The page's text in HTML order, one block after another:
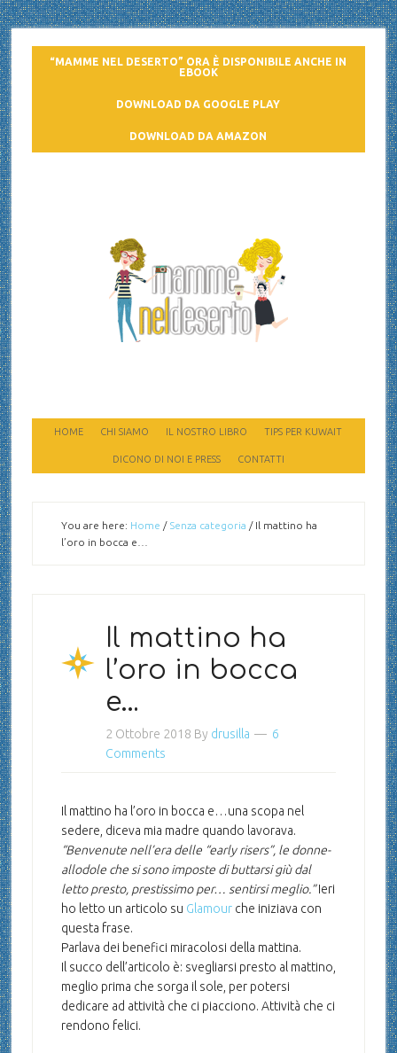
“MAMME NEL DESERTO” ORA È DISPONIBILE ANCHE IN
EBOOK
DOWNLOAD DA GOOGLE PLAY
DOWNLOAD DA AMAZON
HOME CHI SIAMO IL NOSTRO LIBRO TIPS PER KUWAIT
DICONO DI NOI E PRESS CONTATTI
You are here: Home / Senza categoria /Il mattino ha
l’oro in bocca e…
Il mattino ha
l’oro in bocca
e…
2 Ottobre 2018 By drusilla
6
Comments
Il mattino ha l’oro in bocca e…una scopa nel
sedere, diceva mia madre quando lavorava.
“Benvenute nell’era delle “early risers”, le donne-
allodole che si sono imposte di buttarsi giù dal
letto presto, prestissimo per… sentirsi meglio.”Ieri
ho letto un articolo su Glamourche iniziava con
questa frase.
Parlava dei benefici miracolosi della mattina.
Il succo dell’articolo è: svegliarsi presto al mattino,
meglio prima che sorga il sole, per potersi
dedicare ad attività che ci piacciono. Attività che ci
rendono felici.